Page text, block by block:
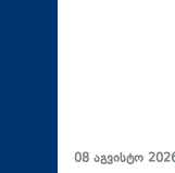
08 აგვისტო